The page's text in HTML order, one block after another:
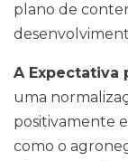
plano de
A Expectativa
uma
positivamente
como o